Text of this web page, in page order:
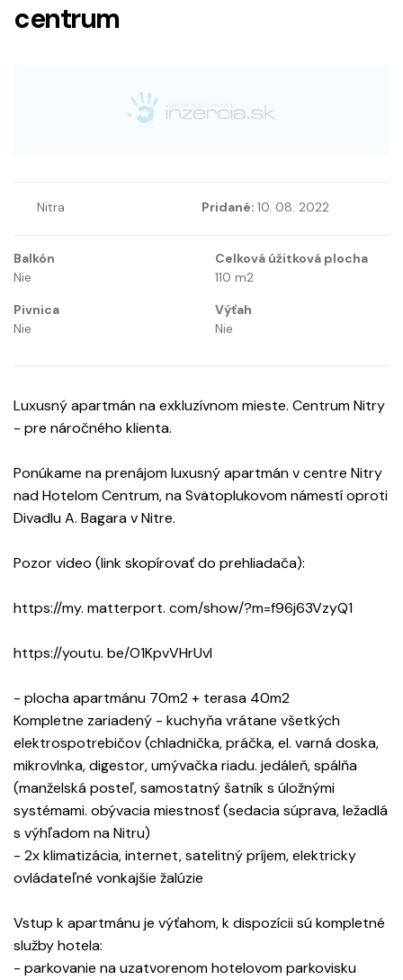
centrum
Nitra Pridané: 10. 08. 2022
Balkón
Nie
Celková úžitková plocha
110 m2
Pivnica
Nie
Výťah
Nie
Luxusný apartmán na exkluzívnom mieste. Centrum Nitry
- pre náročného klienta.
Ponúkame na prenájom luxusný apartmán v centre Nitry
nad Hotelom Centrum, na Svätoplukovom námestí oproti
Divadlu A. Bagara v Nitre.
Pozor video (link skopírovať do prehliadača):
https://my. matterport. com/show/?m=f96j63VzyQ1
https://youtu. be/O1KpvVHrUvI
- plocha apartmánu 70m2 + terasa 40m2
Kompletne zariadený - kuchyňa vrátane všetkých
elektrospotrebičov (chladnička, práčka, el. varná doska,
mikrovlnka, digestor, umývačka riadu. jedáleň, spálňa
(manželská posteľ, samostatný šatník s úložnými
systémami. obývacia miestnosť (sedacia súprava, ležadlá
s výhľadom na Nitru)
- 2x klimatizácia, internet, satelitný príjem, elektricky
ovládateľné vonkajšie žalúzie
Vstup k apartmánu je výťahom, k dispozícii sú kompletné
služby hotela:
- parkovanie na uzatvorenom hotelovom parkovisku